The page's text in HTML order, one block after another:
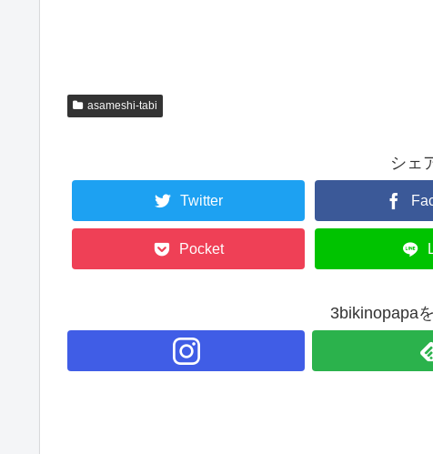
asameshi-tabi
シェ
Twitter
Pocket
3bikinopapa